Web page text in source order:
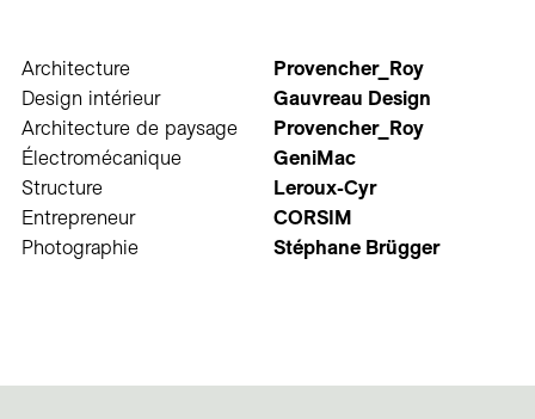
Architecture
Provencher_Roy
Design intérieur
Gauvreau Design
Architecture de paysage
Provencher_Roy
Électromécanique
GeniMac
Structure
Leroux-Cyr
Entrepreneur
CORSIM
Photographie
Stéphane Brügger